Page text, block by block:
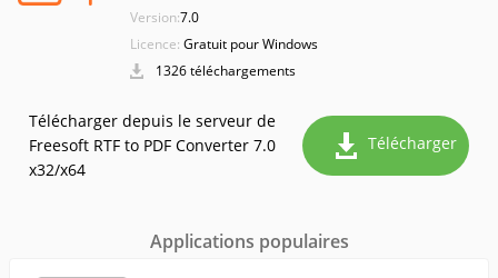
Version:7.0
Licence: Gratuit pour Windows
1326 téléchargements
Télécharger depuis le serveur de
Freesoft RTF to PDF Converter 7.0
x32/x64
Télécharger
Applications populaires